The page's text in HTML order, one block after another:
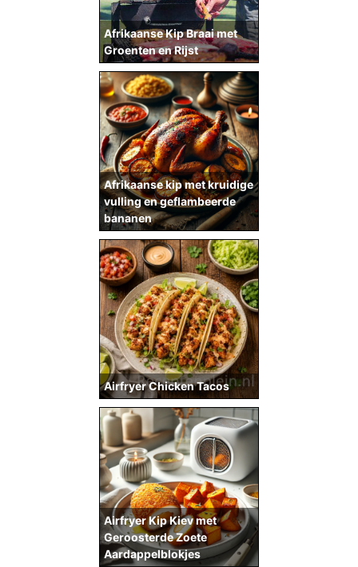
Afrikaanse Kip Braai met
Groenten en Rijst
Afrikaanse kip met kruidige
vulling en geflambeerde
bananen
Airfryer Chicken Tacos
Airfryer Kip Kiev met
Geroosterde Zoete
Aardappelblokjes